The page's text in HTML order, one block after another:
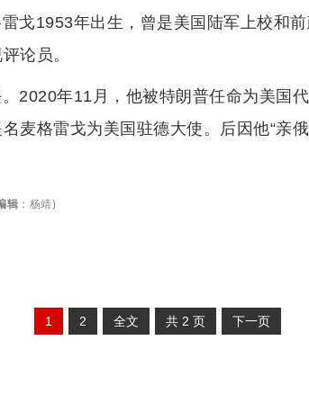
戈1953年出生，曾是美国陆军上校和
论员。
2020年11月，他被特朗普任命为美国
麦格雷戈为美国驻德大使。后因他“亲
辑 ： 杨靖)
1 2 全文 共 2 页 下一页